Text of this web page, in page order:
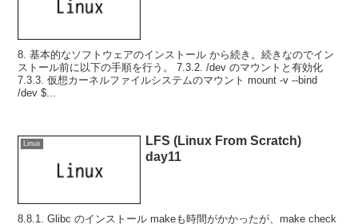
8. 基本的なソフトウェアのインストール から続き。続きなのでイン
ストール前に以下の手順を行う。 7.3.2. /dev のマウントと有効化
7.3.3. 仮想カーネルファイルシステムのマウント mount -v --bind
/dev $...
Linux
LFS (Linux From Scratch)
day11
8.8.1. Glibc のインストール makeも時間がかかったが、make check